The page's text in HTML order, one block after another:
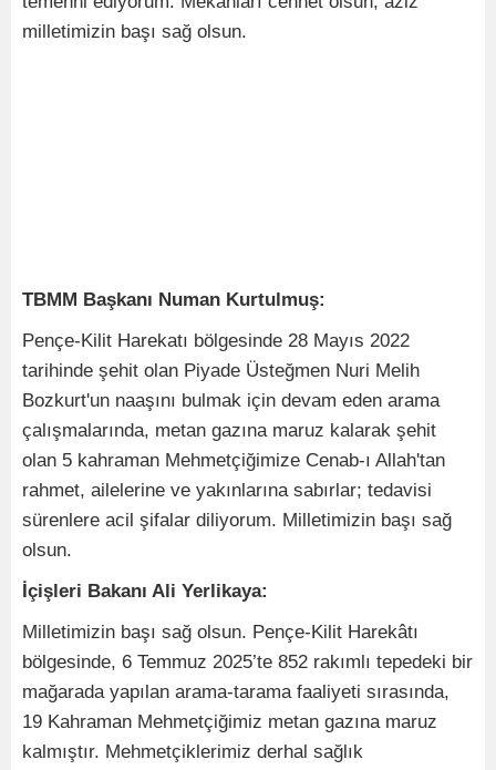
milletimizin başı sağ olsun.
TBMM Başkanı Numan Kurtulmuş:
Pençe-Kilit Harekatı bölgesinde 28 Mayıs 2022
tarihinde şehit olan Piyade Üsteğmen Nuri Melih
Bozkurt'un naaşını bulmak için devam eden arama
çalışmalarında, metan gazına maruz kalarak şehit
olan 5 kahraman Mehmetçiğimize Cenab-ı Allah'tan
rahmet, ailelerine ve yakınlarına sabırlar; tedavisi
sürenlere acil şifalar diliyorum. Milletimizin başı sağ
olsun.
İçişleri Bakanı Ali Yerlikaya:
Milletimizin başı sağ olsun. Pençe-Kilit Harekâtı
bölgesinde, 6 Temmuz 2025’te 852 rakımlı tepedeki bir
mağarada yapılan arama-tarama faaliyeti sırasında,
19 Kahraman Mehmetçiğimiz metan gazına maruz
kalmıştır. Mehmetçiklerimiz derhal sağlık